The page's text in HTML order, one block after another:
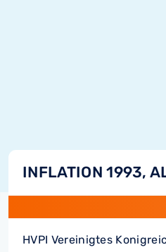
INFLATION 1993,
HVPI Vereinigtes